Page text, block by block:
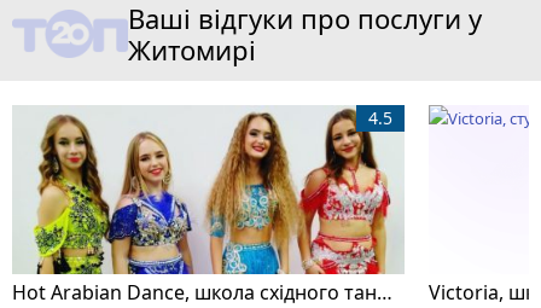
Ваші відгуки про послуги у
Житомирі
Hot Arabian Dance, школа східного танцю
4.5